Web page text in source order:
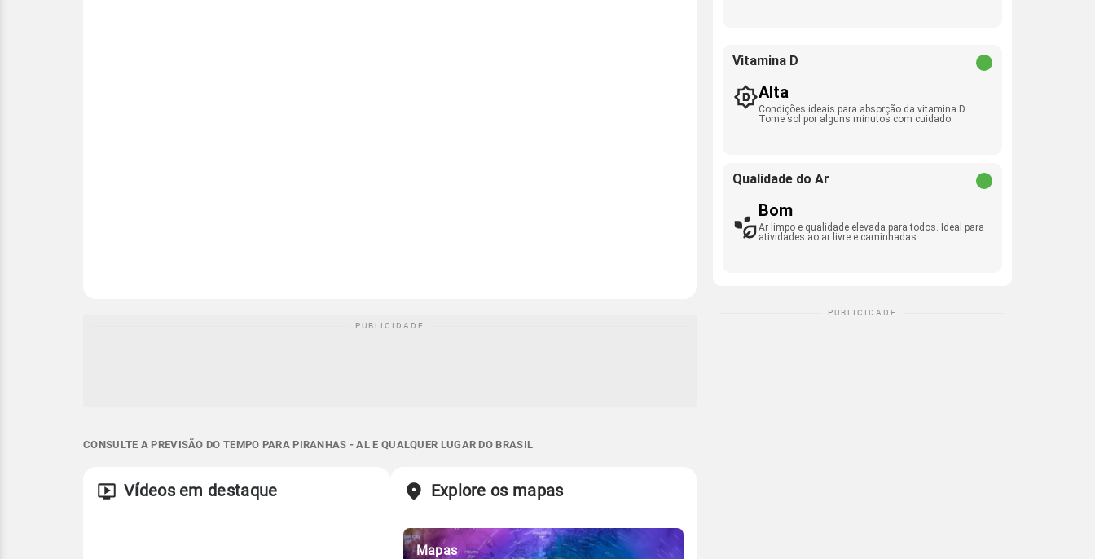
CONSULTE A PREVISÃO DO TEMPO PARA PIRANHAS - AL E QUALQUER LUGAR DO BRASIL
Vídeos em destaque Explore os mapas
Mapas
Vitamina D
Alta
Condições ideais para absorção da vitamina D.
Tome sol por alguns minutos com cuidado.
Qualidade do Ar
Bom
Ar limpo e qualidade elevada para todos. Ideal para
atividades ao ar livre e caminhadas.